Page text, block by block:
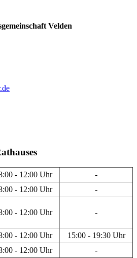
Velden
- 12:00 Uhr
-
- 12:00 Uhr -
- 12:00 Uhr -
- 12:00 Uhr
15:00 - 19:30 Uhr
- 12:00 Uhr -